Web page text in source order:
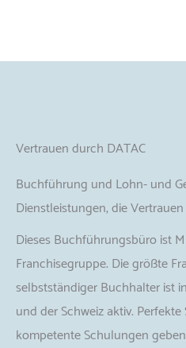
Vertrauen durch DATAC
Buchführung und Lohn- und
Dienstleistungen, die
Dieses Buchführungsbüro ist
Franchisegruppe. Die größte
selbstständiger Buchhalter ist
und der Schweiz aktiv.
kompetente Schulungen